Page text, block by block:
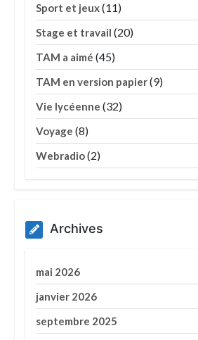
Sport et jeux(11)
Stage et travail (20)
TAM a aimé (45)
TAM en version papier(9)
Vie lycéenne (32)
Voyage (8)
Webradio(2)
Archives
mai 2026
janvier 2026
septembre 2025